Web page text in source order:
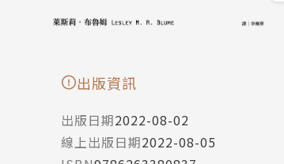
出版資訊
出版日期2022-08-02
線上出版日期2022-08-05